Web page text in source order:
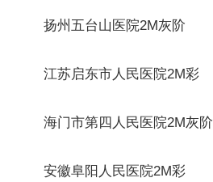
扬州五台山医院2M灰阶
江苏启东市人民医院2M彩
海门市第四人民医院2M灰阶
安徽阜阳人民医院2M彩